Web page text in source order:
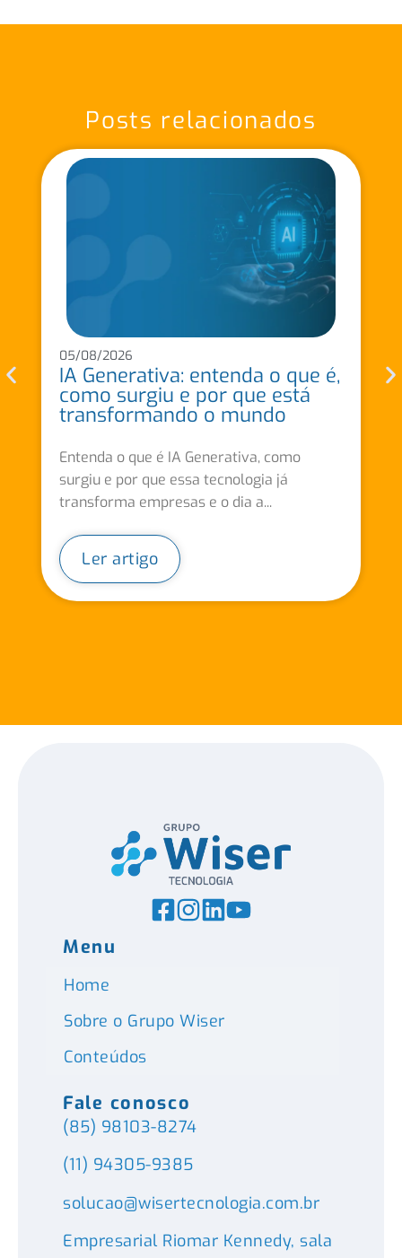
Posts relacionados
05/08/2026
IA Generativa: entenda o que é,
como surgiu e por que está
transformando o mundo
Entenda o que é IA Generativa, como
surgiu e por que essa tecnologia já
transforma empresas e o dia a...
Ler artigo
Menu
Home
Sobre o Grupo Wiser
Conteúdos
Fale conosco
(85) 98103-8274
(11) 94305-9385
solucao@wisertecnologia.com.br
Empresarial Riomar Kennedy, sala